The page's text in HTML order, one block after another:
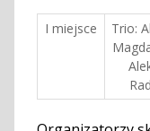
I miejsce
Trio: